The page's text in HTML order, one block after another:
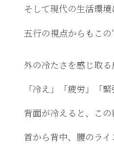
そして現代の生活環境
五行の視点からもこ
外の冷たさを感じ取る
「冷え」「疲労」「
背面が冷えると、この
首から背中、腰のライ